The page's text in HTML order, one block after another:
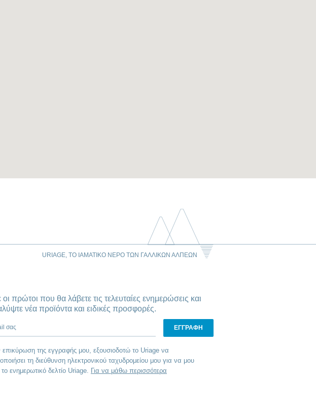
URIAGE, ΤΟ ΙΑΜΑΤΙΚΌ ΝΕΡΌ ΤΩΝ ΓΑΛΛΙΚΏΝ ΆΛΠΕΩΝ
οι πρώτοι που θα λάβετε τις τελευταίες ενημερώσεις και
νέα προϊόντα και ειδικές προσφορές.
σας
επικύρωση της εγγραφής μου, εξουσιοδοτώ το Uriage να
τη διεύθυνση ηλεκτρονικού ταχυδρομείου μου για να μου
το ενημερωτικό δελτίο Uriage.
Για να μάθω περισσότερα